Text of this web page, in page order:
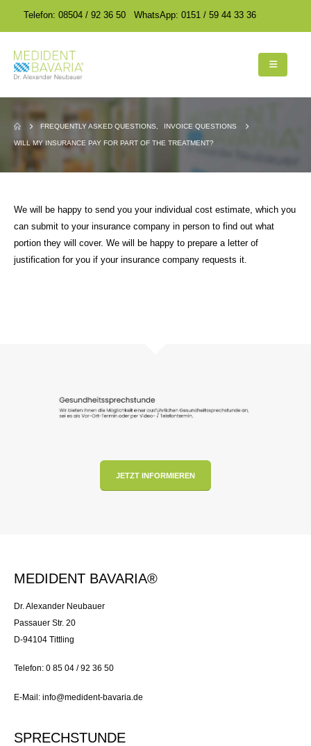
Telefon: 08504 / 92 36 50 WhatsApp: 0151 / 59 44 33 36
FREQUENTLY ASKED QUESTIONS INVOICE QUESTIONS
WILL MY INSURANCE PAY FOR PART OF THE TREATMENT?
We will be happy to send you your individual cost estimate, which you
can submit to your insurance company in person to find out what
portion they will cover. We will be happy to prepare a letter of
justification for you if your insurance company requests it.
JETZT INFORMIEREN
MEDIDENT BAVARIA®
Dr. Alexander Neubauer
Passauer Str. 20
D-94104 Tittling
Telefon: 0 85 04 / 92 36 50
E-Mail: info@medident-bavaria.de
SPRECHSTUNDE